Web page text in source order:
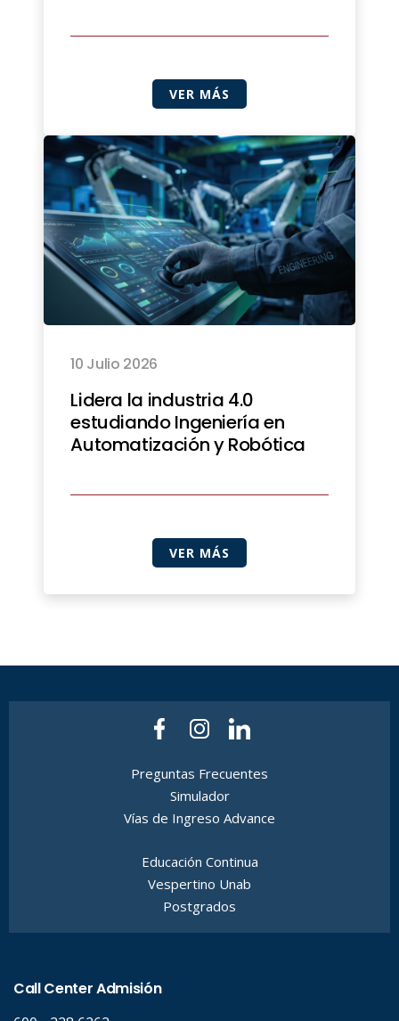
VER MÁS
10 Julio 2026
Lidera la industria 4.0
estudiando Ingeniería en
Automatización y Robótica
VER MÁS